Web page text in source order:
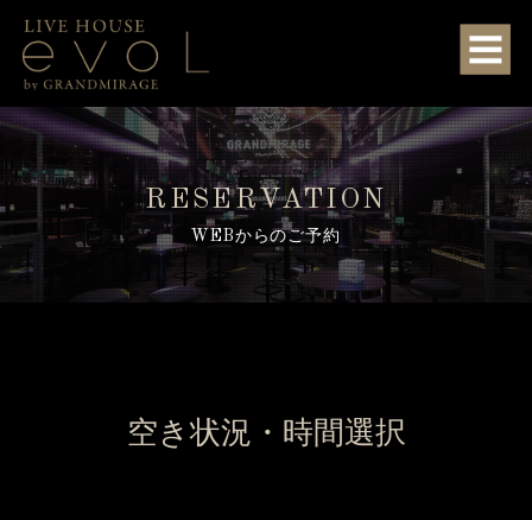
RESERVATION
WEBからのご予約
空き状況・時間選択